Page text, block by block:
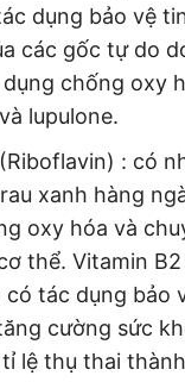
dụng bảo vệ
các gốc tự do
chống oxy
lupulone.
: có
xanh hàng
oxy hóa và
thể. Vitamin
có tác dụng bảo
cường sức
lệ thụ thai